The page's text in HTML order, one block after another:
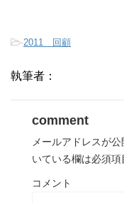
-2011 回顧
執筆者：
comment
メールアドレスが
いている欄は必須項
コメント